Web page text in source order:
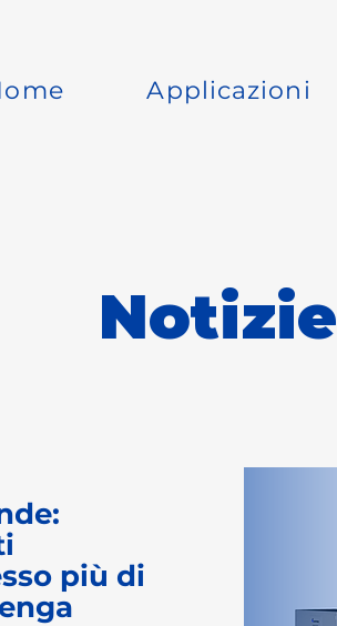
Applicazioni
Notizie
più di